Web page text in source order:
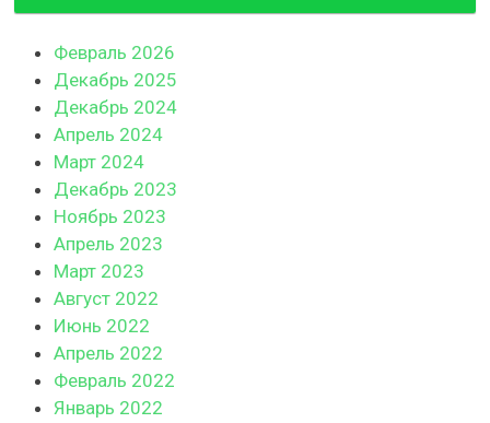
Февраль 2026
Декабрь 2025
Декабрь 2024
Апрель 2024
Март 2024
Декабрь 2023
Ноябрь 2023
Апрель 2023
Март 2023
Август 2022
Июнь 2022
Апрель 2022
Февраль 2022
Январь 2022